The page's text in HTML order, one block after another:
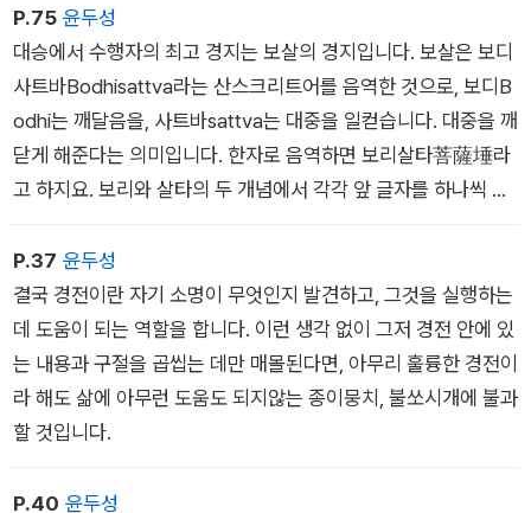
면 끝입니다. 딱 거기까지입니다. 사람이 사람으로 완성되는 길을
걷기 위해서는 건너가기를 실천할 수밖에 없습니다.
P.75 윤두성
대승에서 수행자의 최고 경지는 보살의 경지입니다. 보살은 보디
사트바Bodhisattva라는 산스크리트어를 음역한 것으로, 보디B
odhi는 깨달음을, 사트바sattva는 대중을 일컫습니다. 대중을 깨
닫게 해준다는 의미입니다. 한자로 음역하면 보리살타菩薩埵라
고 하지요. 보리와 살타의 두 개념에서 각각 앞 글자를 하나씩 떼
어 보살이라고 줄여 말했습니다. 그러니 보살은 수행자 자신이 깨
달았더라도 깨달음의 세계로 바로 들어서지 않고, 깨달음의 문 옆
에 서서 대중의마지막 한 사람까지 깨달음의 문턱을 넘을 수 있도
록 도와주는 경지를 뜻합니다.
P.37 윤두성
결국 경전이란 자기 소명이 무엇인지 발견하고, 그것을 실행하는
데 도움이 되는 역할을 합니다. 이런 생각 없이 그저 경전 안에 있
는 내용과 구절을 곱씹는 데만 매몰된다면, 아무리 훌륭한 경전이
라 해도 삶에 아무런 도움도 되지않는 종이뭉치, 불쏘시개에 불과
할 것입니다.
P.40 윤두성